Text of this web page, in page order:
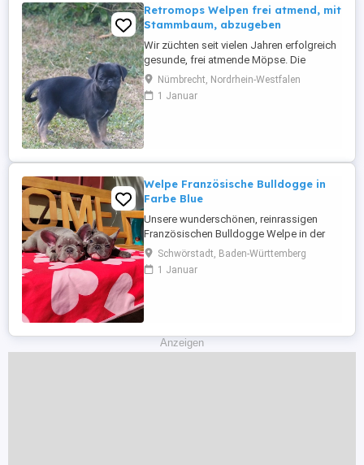
Retromops Welpen frei atmend, mit
Stammbaum, abzugeben
Wir züchten seit vielen Jahren erfolgreich
gesunde, frei atmende Möpse. Die
Elterntiere und ihre Welpen leben bei uns
im Haus. Unsere erwachsenen Möpse
sind gründlich untersucht, frei von
anerkannt. Unsere ...
Nümbrecht, Nordrhein-Westfalen
1 Januar
Welpe Französische Bulldogge in
Farbe Blue
Unsere wunderschönen, reinrassigen
Französischen Bulldogge Welpe in der
exklusiven und begehrten Farbe Blue
(Blau) - Mädchen und Bub Blue Lilac darf
ab sofort in ihr neues, liebevosvolle zu
Tollwut: ...
Schwörstadt, Baden-Württemberg
1 Januar
Anzeigen